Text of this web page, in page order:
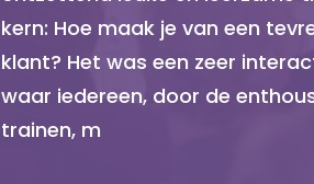
kern: Hoe maak je van een
klant? Het was een zeer
waar iedereen, door de
trainen, m